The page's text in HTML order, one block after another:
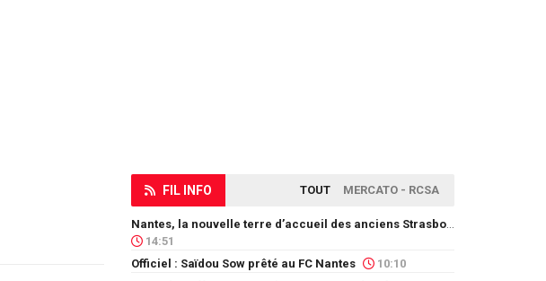
FIL INFO TOUT MERCATO - RCSA
14:51
Officiel : Saïdou Sow prêté au FC Nantes
10:10